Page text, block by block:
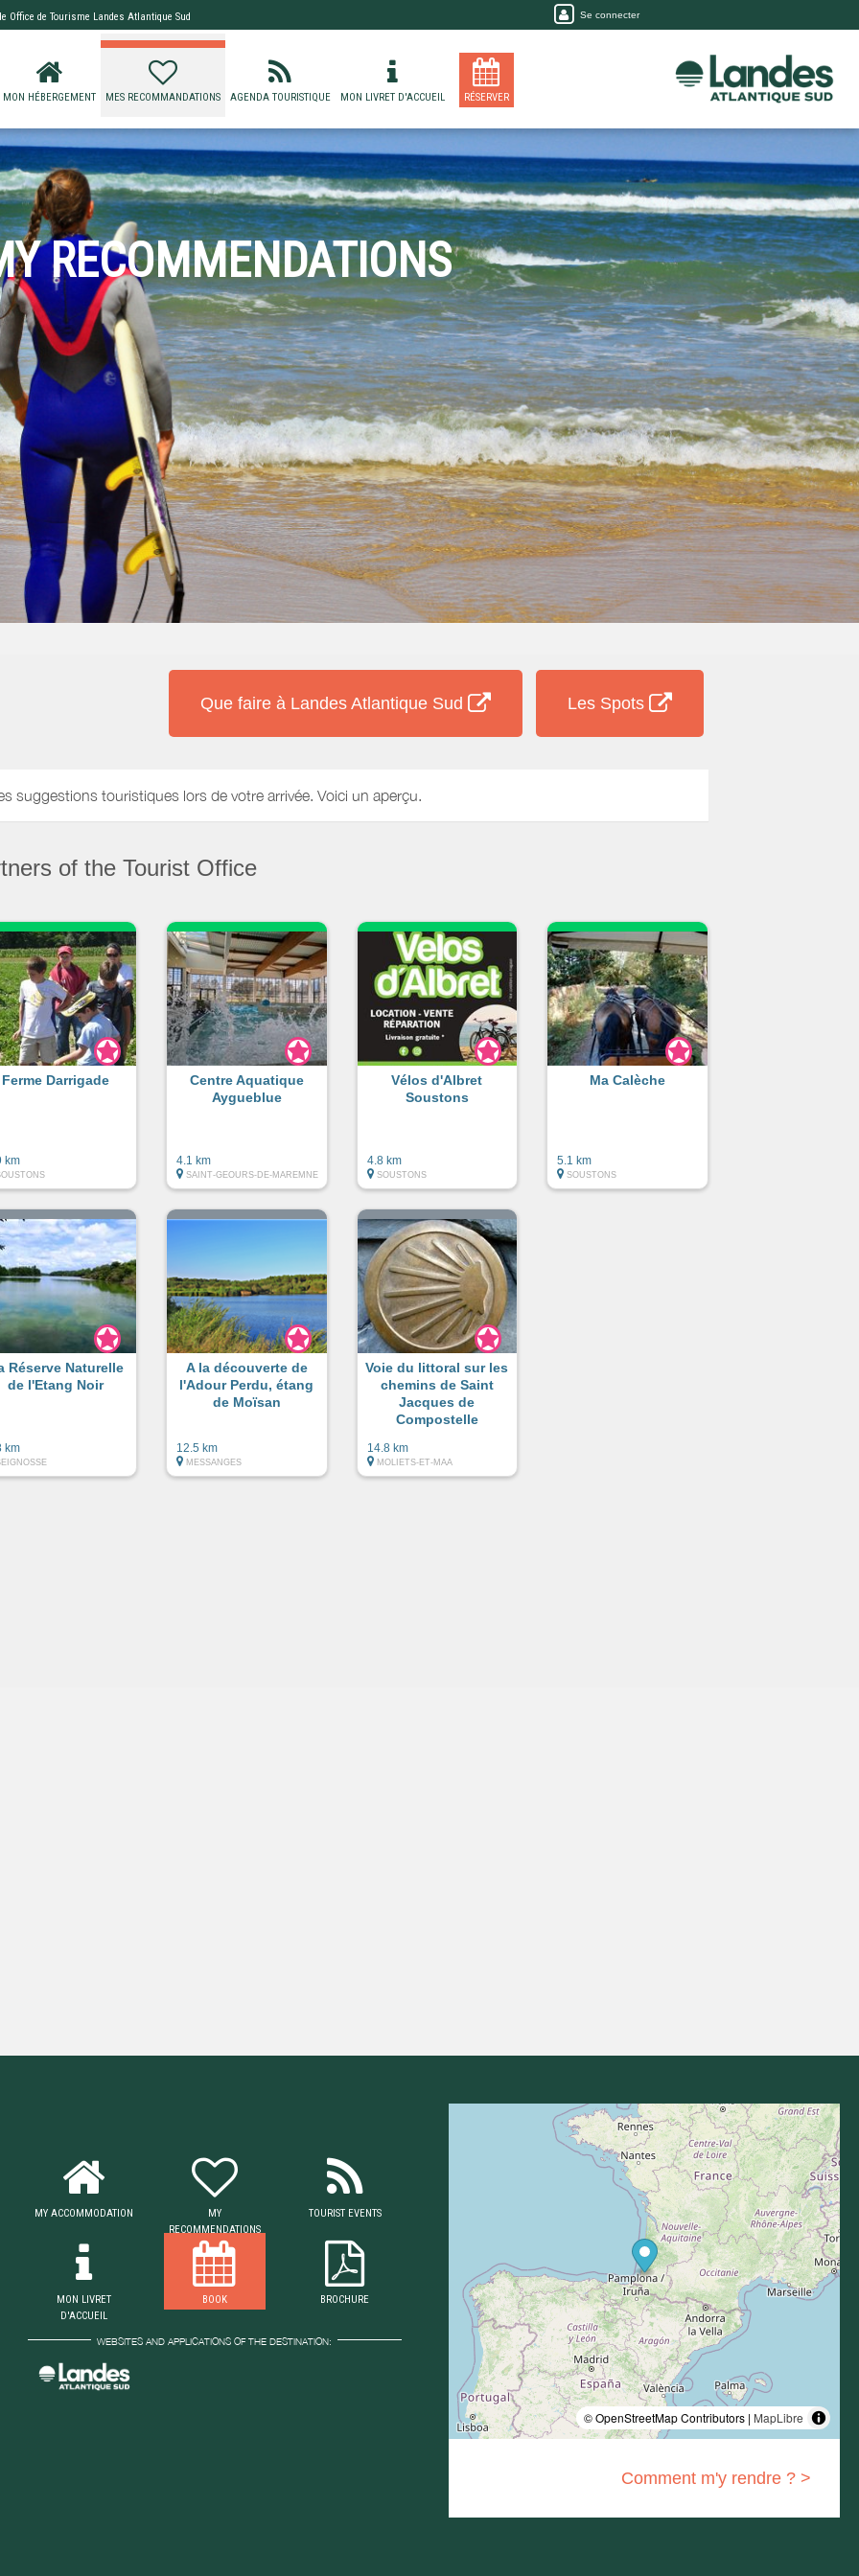
Office de Tourisme Landes Atlantique Sud Se connecter
MON HÉBERGEMENT MES RECOMMANDATIONS AGENDA TOURISTIQUE MON LIVRET D'ACCUEIL RÉSERVER
RECOMMENDATIONS
Que faire à Landes Atlantique Sud Les Spots
suggestions touristiques lors de votre arrivée. Voici un aperçu.
of the Tourist Office
Ferme Darrigade
km
Centre Aquatique
Aygueblue
4.1 km
SAINT-GEOURS-DE-MAREMNE
Vélos d'Albret
Soustons
4.8 km
SOUSTONS
Ma Calèche
5.1 km
SOUSTONS
Réserve Naturelle
de l'Etang Noir
km
A la découverte de
l'Adour Perdu, étang
de Moïsan
12.5 km
MESSANGES
Voie du littoral sur les
chemins de Saint
Jacques de
Compostelle
14.8 km
MOLIETS-ET-MAA
MY ACCOMMODATION
MY
RECOMMENDATIONS
TOURIST EVENTS
MON LIVRET
D'ACCUEIL
BOOK BROCHURE
WEBSITES AND APPLICATIONS OF THE DESTINATION:
© OpenStreetMap Contributors | MapLibre
Comment m'y rendre ? >